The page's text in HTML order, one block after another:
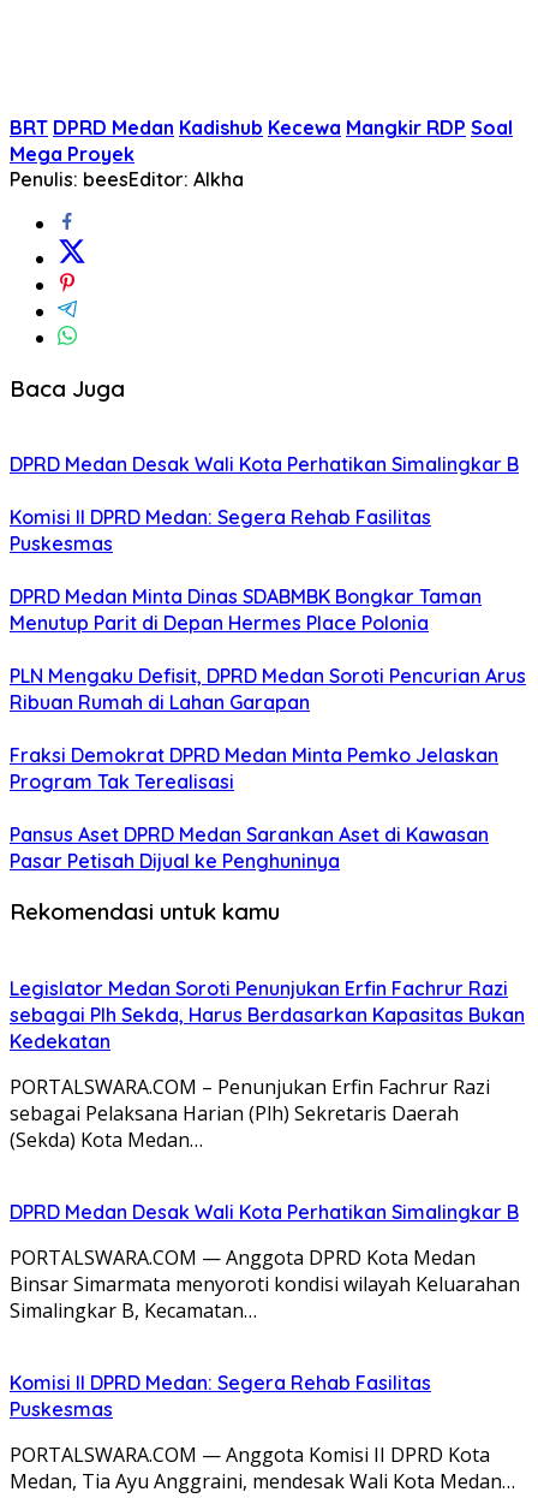
BRT DPRD Medan Kadishub Kecewa Mangkir RDP Soal
Mega Proyek
Penulis: beesEditor: Alkha
Baca Juga
DPRD Medan Desak Wali Kota Perhatikan Simalingkar B
Komisi II DPRD Medan: Segera Rehab Fasilitas
Puskesmas
DPRD Medan Minta Dinas SDABMBK Bongkar Taman
Menutup Parit di Depan Hermes Place Polonia
PLN Mengaku Defisit, DPRD Medan Soroti Pencurian Arus
Ribuan Rumah di Lahan Garapan
Fraksi Demokrat DPRD Medan Minta Pemko Jelaskan
Program Tak Terealisasi
Pansus Aset DPRD Medan Sarankan Aset di Kawasan
Pasar Petisah Dijual ke Penghuninya
Rekomendasi untuk kamu
Legislator Medan Soroti Penunjukan Erfin Fachrur Razi
sebagai Plh Sekda, Harus Berdasarkan Kapasitas Bukan
Kedekatan
PORTALSWARA.COM – Penunjukan Erfin Fachrur Razi
sebagai Pelaksana Harian (Plh) Sekretaris Daerah
(Sekda) Kota Medan…
DPRD Medan Desak Wali Kota Perhatikan Simalingkar B
PORTALSWARA.COM — Anggota DPRD Kota Medan
Binsar Simarmata menyoroti kondisi wilayah Keluarahan
Simalingkar B, Kecamatan…
Komisi II DPRD Medan: Segera Rehab Fasilitas
Puskesmas
PORTALSWARA.COM — Anggota Komisi II DPRD Kota
Medan, Tia Ayu Anggraini, mendesak Wali Kota Medan…